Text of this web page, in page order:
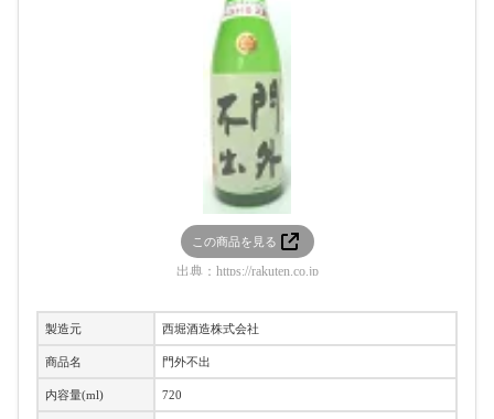
この商品を見る
出典： https://rakuten.co.jp
製造元 西堀酒造株式会社
商品名 門外不出
内容量(ml) 720